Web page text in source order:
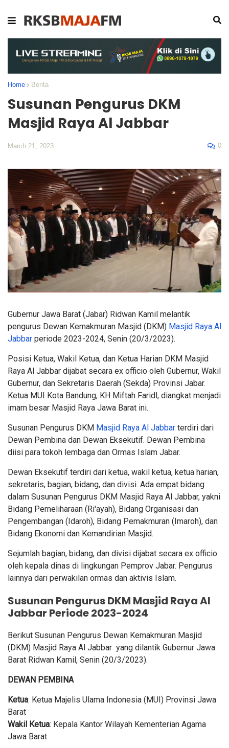
Home Berita
Susunan Pengurus DKM
Masjid Raya Al Jabbar
March 21, 2023 0
Gubernur Jawa Barat (Jabar) Ridwan Kamil melantik
pengurus Dewan Kemakmuran Masjid (DKM) Masjid Raya Al
Jabbar periode 2023-2024, Senin (20/3/2023).
Posisi Ketua, Wakil Ketua, dan Ketua Harian DKM Masjid
Raya Al Jabbar dijabat secara ex officio oleh Gubernur, Wakil
Gubernur, dan Sekretaris Daerah (Sekda) Provinsi Jabar.
Ketua MUI Kota Bandung, KH Miftah Faridl, diangkat menjadi
imam besar Masjid Raya Jawa Barat ini.
Susunan Pengurus DKM Masjid Raya Al Jabbar terdiri dari
Dewan Pembina dan Dewan Eksekutif. Dewan Pembina
diisi para tokoh lembaga dan Ormas Islam Jabar.
Dewan Eksekutif terdiri dari ketua, wakil ketua, ketua harian,
sekretaris, bagian, bidang, dan divisi. Ada empat bidang
dalam Susunan Pengurus DKM Masjid Raya Al Jabbar, yakni
Bidang Pemeliharaan (Ri'ayah), Bidang Organisasi dan
Pengembangan (Idaroh), Bidang Pemakmuran (Imaroh), dan
Bidang Ekonomi dan Kemandirian Masjid.
Sejumlah bagian, bidang, dan divisi dijabat secara ex officio
oleh kepala dinas di lingkungan Pemprov Jabar. Pengurus
lainnya dari perwakilan ormas dan aktivis Islam.
Susunan Pengurus DKM Masjid Raya Al
Jabbar Periode 2023-2024
Berikut Susunan Pengurus Dewan Kemakmuran Masjid
(DKM) Masjid Raya Al Jabbar yang dilantik Gubernur Jawa
Barat Ridwan Kamil, Senin (20/3/2023).
DEWAN PEMBINA
Ketua: Ketua Majelis Ulama Indonesia (MUI) Provinsi Jawa
Barat
Wakil Ketua: Kepala Kantor Wilayah Kementerian Agama
Jawa Barat